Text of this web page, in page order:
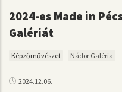
2024-es Made in
Galériát
Képzőművészet Nádor Galéria
2024.12.06.